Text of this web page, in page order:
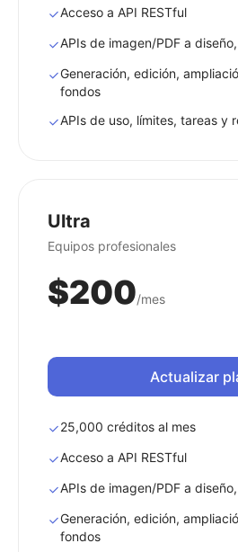
Acceso a API RESTful
APIs de imagen/PDF a
Generación, edición,
fondos
APIs de uso, límites, tareas y
Ultra
Equipos profesionales
$200/mes
Actualizar
25,000 créditos al mes
Acceso a API RESTful
APIs de imagen/PDF a
Generación, edición,
fondos